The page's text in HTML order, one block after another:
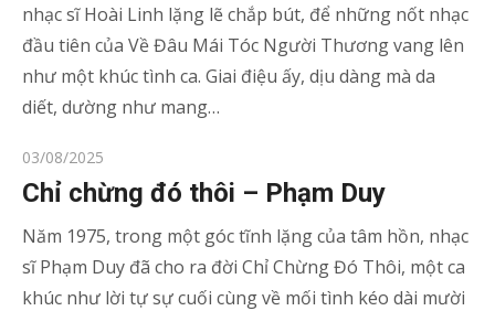
nhạc sĩ Hoài Linh lặng lẽ chắp bút, để những nốt nhạc
đầu tiên của Về Đâu Mái Tóc Người Thương vang lên
như một khúc tình ca. Giai điệu ấy, dịu dàng mà da
diết, dường như mang…
Posted
on
03/08/2025
Chỉ chừng đó thôi – Phạm Duy
Năm 1975, trong một góc tĩnh lặng của tâm hồn, nhạc
sĩ Phạm Duy đã cho ra đời Chỉ Chừng Đó Thôi, một ca
khúc như lời tự sự cuối cùng về mối tình kéo dài mười